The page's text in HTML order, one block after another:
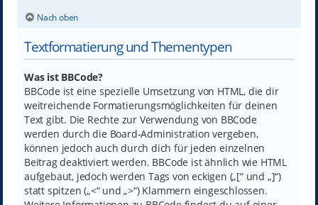
Nach oben
Textformatierung und Thementypen
Was ist BBCode?
BBCode ist eine spezielle Umsetzung von HTML, die dir
weitreichende Formatierungsmöglichkeiten für deinen
Text gibt. Die Rechte zur Verwendung von BBCode
werden durch die Board-Administration vergeben,
können jedoch auch durch dich für jeden einzelnen
Beitrag deaktiviert werden. BBCode ist ähnlich wie HTML
aufgebaut, jedoch werden Tags von eckigen („[“ und „]“)
statt spitzen („<“ und „>“) Klammern eingeschlossen.